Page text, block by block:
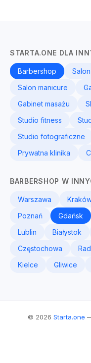
STARTA.ONE DLA
Barbershop
Salon manicure
Gabinet masażu
Studio fitness
Studio fotograficzne
Prywatna klinika
BARBERSHOP W
Warszawa
Poznań
Gdańsk
Lublin
Białystok
Częstochowa
Kielce
Gliwice
© 2026 Starta.one